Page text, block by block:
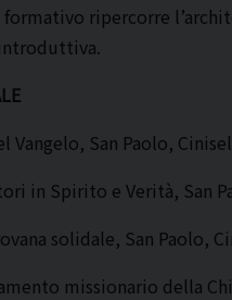
formativo ripercorre
Vangelo, San Paolo,
in Spirito e Verità, San
solidale, San Paolo,
missionario della